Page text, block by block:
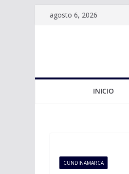
Saltaragosto 6, 2026
INICIO
CUNDINAMARCA